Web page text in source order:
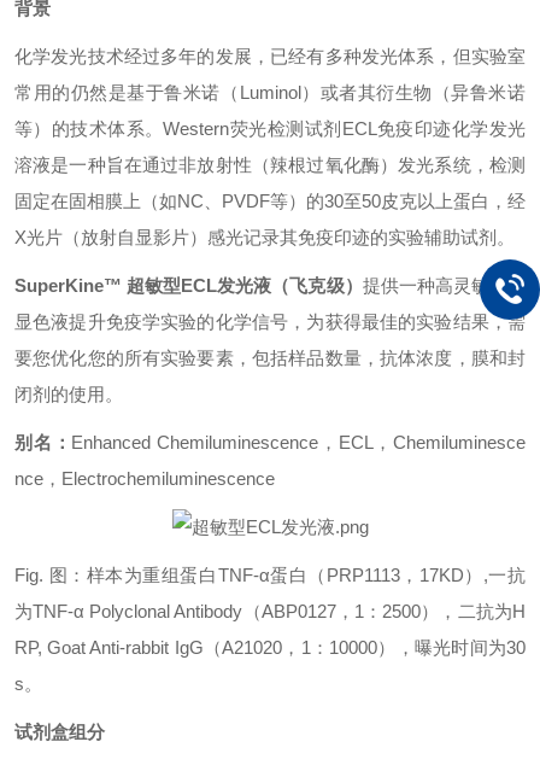
背景
化学发光技术经过多年的发展，已经有多种发光体系，但实验室
常用的仍然是基于鲁米诺（Luminol）或者其衍生物（异鲁米诺
等）的技术体系。Western荧光检测试剂ECL免疫印迹化学发光
溶液是一种旨在通过非放射性（辣根过氧化酶）发光系统，检测
固定在固相膜上（如NC、PVDF等）的30至50皮克以上蛋白，经
X光片（放射自显影片）感光记录其免疫印迹的实验辅助试剂。
SuperKine™ 超敏型ECL发光液（飞克级） 提供一种高灵敏度的
显色液提升免疫学实验的化学信号，为获得最佳的实验结果，需
要您优化您的所有实验要素，包括样品数量，抗体浓度，膜和封
闭剂的使用。
别名： Enhanced Chemiluminescence，ECL，Chemiluminesce
nce，Electrochemiluminescence
Fig. 图：样本为重组蛋白TNF-α蛋白（PRP1113，17KD）,一抗
为TNF-α Polyclonal Antibody（ABP0127，1：2500），二抗为H
RP, Goat Anti-rabbit IgG（A21020，1：10000），曝光时间为30
s。
试剂盒组分